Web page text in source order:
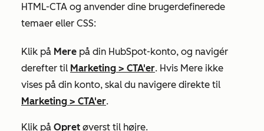
HTML-CTA og anvender dine brugerdefinerede
temaer eller CSS:
Klik på Mere på din HubSpot-konto, og navigér
derefter til Marketing > CTA'er. Hvis Mere ikke
vises på din konto, skal du navigere direkte til
Marketing > CTA'er.
Klik på Opret øverst til højre.